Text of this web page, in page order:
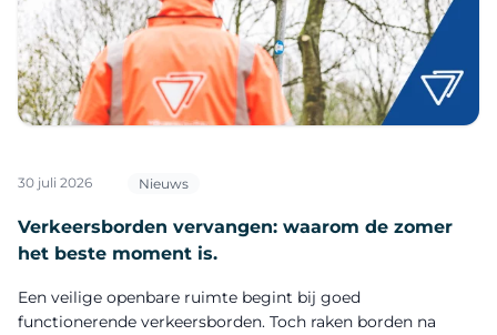
30 juli 2026 Nieuws
Verkeersborden vervangen: waarom de zomer
het beste moment is.
Een veilige openbare ruimte begint bij goed
functionerende verkeersborden. Toch raken borden na